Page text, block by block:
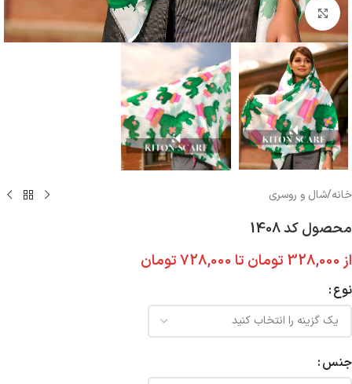
بزرگنمایی تصویر
خانه/شال و روسری
محصول کد 1408
از 328,000 تومان تا 728,000تومان
نوع
جنس